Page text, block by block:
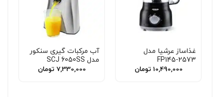
غذاساز عرشیا مدل
FP145-2573
10,490,000 تومان
آب مرکبات گیری سنکور
مدل SCJ 6050SS
7,330,000 تومان